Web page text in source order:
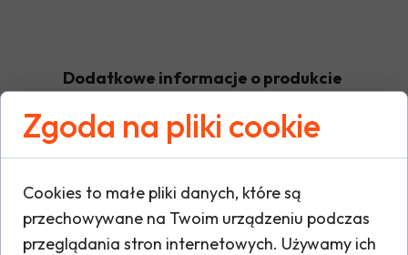
Dodatkowe informacje o produkcie
W tej sekcji warto umieścić istotne
warunki gwarancji, zalecenia dotyczące
oraz ewentualne certyfikaty lub nagrody.
i buduje zaufanie do marki.
Zgoda na pliki cookie
Cookies to małe pliki danych, które są
przechowywane na Twoim urządzeniu podczas
przeglądania stron internetowych. Używamy ich